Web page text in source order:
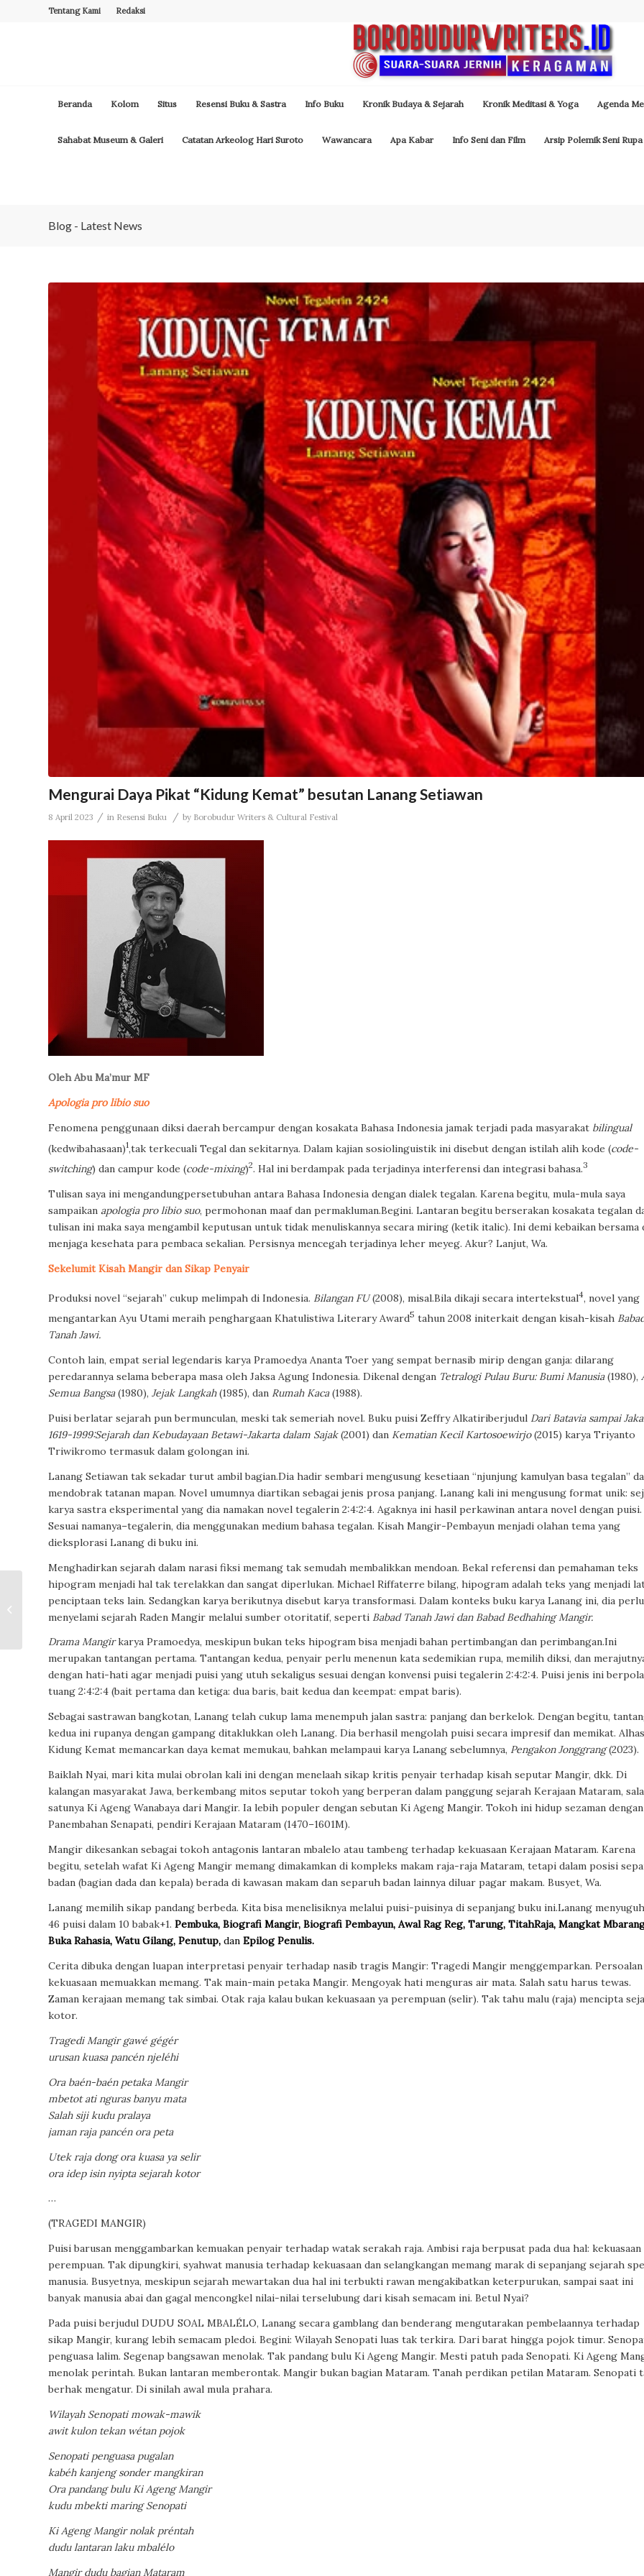
Tentang Kami Redaksi
Beranda Kolom Situs Resensi Buku & Sastra Info Buku Kronik Budaya & Sejarah Kronik Meditasi & Yoga Agenda
Sahabat Museum & Galeri Catatan Arkeolog Hari Suroto Wawancara Apa Kabar Info Seni dan Film Arsip Polemik Seni Rupa
Blog - Latest News
Mengurai Daya Pikat “Kidung Kemat” besutan Lanang Setiawan
8 April 2023 / in Resensi Buku / by Borobudur Writers & Cultural Festival
Oleh Abu Ma’mur MF
Apologia pro libio suo
Fenomena penggunaan diksi daerah bercampur dengan kosakata Bahasa Indonesia jamak terjadi pada masyarakat bilingual
(kedwibahasaan)1,tak terkecuali Tegal dan sekitarnya. Dalam kajian sosiolinguistik ini disebut dengan istilah alih kode (code-
switching) dan campur kode (code-mixing)2. Hal ini berdampak pada terjadinya interferensi dan integrasi bahasa.3
Tulisan saya ini mengandungpersetubuhan antara Bahasa Indonesia dengan dialek tegalan. Karena begitu, mula-mula saya
sampaikan apologia pro libio suo, permohonan maaf dan permakluman.Begini. Lantaran begitu berserakan kosakata tegalan
tulisan ini maka saya mengambil keputusan untuk tidak menuliskannya secara miring (ketik italic). Ini demi kebaikan bersama
menjaga kesehata para pembaca sekalian. Persisnya mencegah terjadinya leher meyeg. Akur? Lanjut, Wa.
Sekelumit Kisah Mangir dan Sikap Penyair
Produksi novel “sejarah” cukup melimpah di Indonesia. Bilangan FU(2008), misal.Bila dikaji secara intertekstual4, novel yang
mengantarkan Ayu Utami meraih penghargaan Khatulistiwa Literary Award5 tahun 2008 initerkait dengan kisah-kisah
Tanah Jawi.
Contoh lain, empat serial legendaris karya Pramoedya Ananta Toer yang sempat bernasib mirip dengan ganja: dilarang
peredarannya selama beberapa masa oleh Jaksa Agung Indonesia. Dikenal dengan Tetralogi Pulau Buru: Bumi Manusia(1980),
Semua Bangsa(1980), Jejak Langkah(1985), dan Rumah Kaca(1988).
Puisi berlatar sejarah pun bermunculan, meski tak semeriah novel. Buku puisi Zeffry Alkatiriberjudul Dari Batavia sampai
1619-1999:Sejarah dan Kebudayaan Betawi-Jakarta dalam Sajak(2001) dan Kematian Kecil Kartosoewirjo(2015) karya Triyanto
Triwikromo termasuk dalam golongan ini.
Lanang Setiawan tak sekadar turut ambil bagian.Dia hadir sembari mengusung kesetiaan “njunjung kamulyan basa tegalan”
mendobrak tatanan mapan. Novel umumnya diartikan sebagai jenis prosa panjang. Lanang kali ini mengusung format unik:
karya sastra eksperimental yang dia namakan novel tegalerin 2:4:2:4. Agaknya ini hasil perkawinan antara novel dengan puisi.
Sesuai namanya–tegalerin, dia menggunakan medium bahasa tegalan. Kisah Mangir-Pembayun menjadi olahan tema yang
dieksplorasi Lanang di buku ini.
Menghadirkan sejarah dalam narasi fiksi memang tak semudah membalikkan mendoan. Bekal referensi dan pemahaman teks
hipogram menjadi hal tak terelakkan dan sangat diperlukan. Michael Riffaterre bilang, hipogram adalah teks yang menjadi
penciptaan teks lain. Sedangkan karya berikutnya disebut karya transformasi. Dalam konteks buku karya Lanang ini, dia perlu
menyelami sejarah Raden Mangir melalui sumber otoritatif, seperti Babad Tanah Jawi dan Babad Bedhahing Mangir.
Drama Mangirkarya Pramoedya, meskipun bukan teks hipogram bisa menjadi bahan pertimbangan dan perimbangan.Ini
merupakan tantangan pertama. Tantangan kedua, penyair perlu menenun kata sedemikian rupa, memilih diksi, dan
dengan hati-hati agar menjadi puisi yang utuh sekaligus sesuai dengan konvensi puisi tegalerin 2:4:2:4. Puisi jenis ini berpola
tuang 2:4:2:4 (bait pertama dan ketiga: dua baris, bait kedua dan keempat: empat baris).
Sebagai sastrawan bangkotan, Lanang telah cukup lama menempuh jalan sastra: panjang dan berkelok. Dengan begitu,
kedua ini rupanya dengan gampang ditaklukkan oleh Lanang. Dia berhasil mengolah puisi secara impresif dan memikat.
Kidung Kemat memancarkan daya kemat memukau, bahkan melampaui karya Lanang sebelumnya, Pengakon Jonggrang(2023).
Baiklah Nyai, mari kita mulai obrolan kali ini dengan menelaah sikap kritis penyair terhadap kisah seputar Mangir, dkk. Di
kalangan masyarakat Jawa, berkembang mitos seputar tokoh yang berperan dalam panggung sejarah Kerajaan Mataram,
satunya Ki Ageng Wanabaya dari Mangir. Ia lebih populer dengan sebutan Ki Ageng Mangir. Tokoh ini hidup sezaman dengan
Panembahan Senapati, pendiri Kerajaan Mataram (1470–1601M).
Mangir dikesankan sebagai tokoh antagonis lantaran mbalelo atau tambeng terhadap kekuasaan Kerajaan Mataram. Karena
begitu, setelah wafat Ki Ageng Mangir memang dimakamkan di kompleks makam raja-raja Mataram, tetapi dalam posisi
badan (bagian dada dan kepala) berada di kawasan makam dan separuh badan lainnya diluar pagar makam. Busyet, Wa.
Lanang memilih sikap pandang berbeda. Kita bisa menelisiknya melalui puisi-puisinya di sepanjang buku ini.Lanang
46 puisi dalam 10 babak+1. Pembuka, Biografi Mangir, Biografi Pembayun, Awal Rag Reg, Tarung, TitahRaja, Mangkat
Buka Rahasia, Watu Gilang, Penutup, dan Epilog Penulis.
Cerita dibuka dengan luapan interpretasi penyair terhadap nasib tragis Mangir: Tragedi Mangir menggemparkan. Persoalan
kekuasaan memuakkan memang. Tak main-main petaka Mangir. Mengoyak hati menguras air mata. Salah satu harus tewas.
Zaman kerajaan memang tak simbai. Otak raja kalau bukan kekuasaan ya perempuan (selir). Tak tahu malu (raja) mencipta
kotor.
Tragedi Mangir gawé gégér
urusan kuasa pancén njeléhi
Ora baén-baén petaka Mangir
mbetot ati nguras banyu mata
Salah siji kudu pralaya
jaman raja pancén ora peta
Utek raja dong ora kuasa ya selir
ora idep isin nyipta sejarah kotor
…
(TRAGEDI MANGIR)
Puisi barusan menggambarkan kemuakan penyair terhadap watak serakah raja. Ambisi raja berpusat pada dua hal: kekuasaan
perempuan. Tak dipungkiri, syahwat manusia terhadap kekuasaan dan selangkangan memang marak di sepanjang sejarah
manusia. Busyetnya, meskipun sejarah mewartakan dua hal ini terbukti rawan mengakibatkan keterpurukan, sampai saat ini
banyak manusia abai dan gagal mencongkel nilai-nilai terselubung dari kisah semacam ini. Betul Nyai?
Pada puisi berjudul DUDU SOAL MBALÉLO, Lanang secara gamblang dan benderang mengutarakan pembelaannya terhadap
sikap Mangir, kurang lebih semacam pledoi. Begini: Wilayah Senopati luas tak terkira. Dari barat hingga pojok timur.
penguasa lalim. Segenap bangsawan menolak. Tak pandang bulu Ki Ageng Mangir. Mesti patuh pada Senopati. Ki Ageng
menolak perintah. Bukan lantaran memberontak. Mangir bukan bagian Mataram. Tanah perdikan petilan Mataram. Senopati
berhak mengatur. Di sinilah awal mula prahara.
Wilayah Senopati mowak-mawik
awit kulon tekan wétan pojok
Senopati penguasa pugalan
kabéh kanjeng sonder mangkiran
Ora pandang bulu Ki Ageng Mangir
kudu mbekti maring Senopati
Ki Ageng Mangir nolak préntah
dudu lantaran laku mbalélo
Mangir dudu bagian Mataram
Puisi-Puisi Dian
Chandra